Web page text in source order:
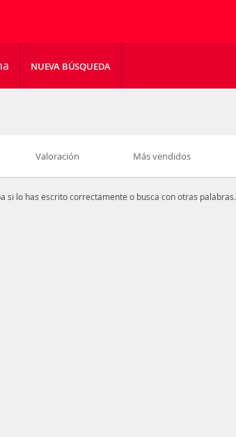
NUEVA BÚSQUEDA
Valoración Más vendidos
si lo has escrito correctamente o busca con otras palabras.